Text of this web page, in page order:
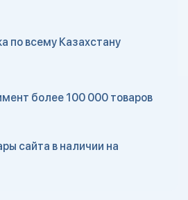
по всему Казахстану
более 100 000 товаров
сайта в наличии на